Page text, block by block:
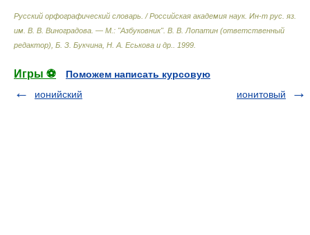
Русский орфографический словарь. / Российская академия наук. Ин-т рус. яз.
им. В. В. Виноградова. — М.: "Азбуковник". В. В. Лопатин (ответственный
редактор), Б. З. Букчина, Н. А. Еськова и др.
1999
Игры ⚽
Поможем написать курсовую
ионийский
ионитовый